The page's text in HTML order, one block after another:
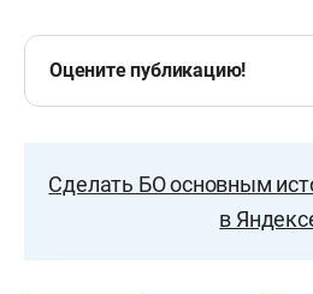
Оцените публикацию!
Сделать БО основным
в